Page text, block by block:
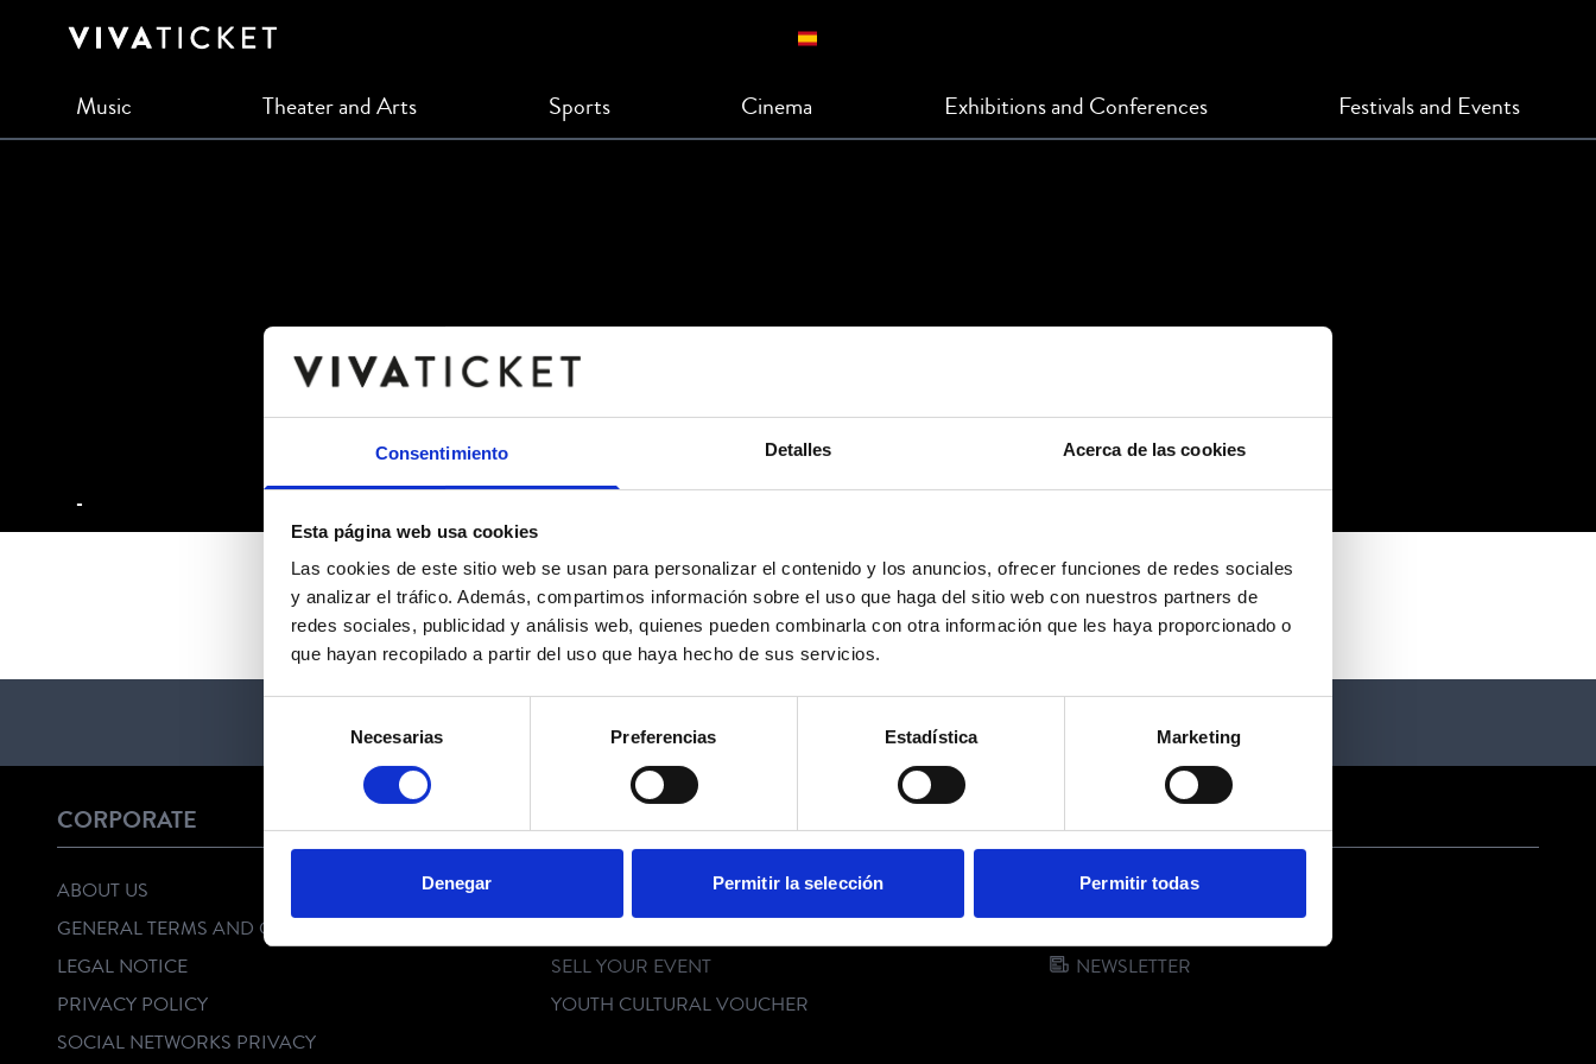
Consentimiento Detalles Acerca de las cookies
Esta página web usa cookies
Las cookies de este sitio web se usan para personalizar el contenido y los anuncios, ofrecer funciones de redes sociales
y analizar el tráfico. Además, compartimos información sobre el uso que haga del sitio web con nuestros partners de
redes sociales, publicidad y análisis web, quienes pueden combinarla con otra información que les haya proporcionado o
que hayan recopilado a partir del uso que haya hecho de sus servicios.
consentimiento
Necesarias Preferencias Estadística Marketing
Denegar Permitir la selección Permitir todas
Music Theater and Arts Sports Cinema Exhibitions and Conferences Festivals and Events
-
No events available
CORPORATE
ABOUT US
GENERAL TERMS AND CONDITIONS
LEGAL NOTICE
PRIVACY POLICY
SOCIAL NETWORKS PRIVACY
SELL YOUR EVENT
YOUTH CULTURAL VOUCHER
E-MAIL
NEWSLETTER